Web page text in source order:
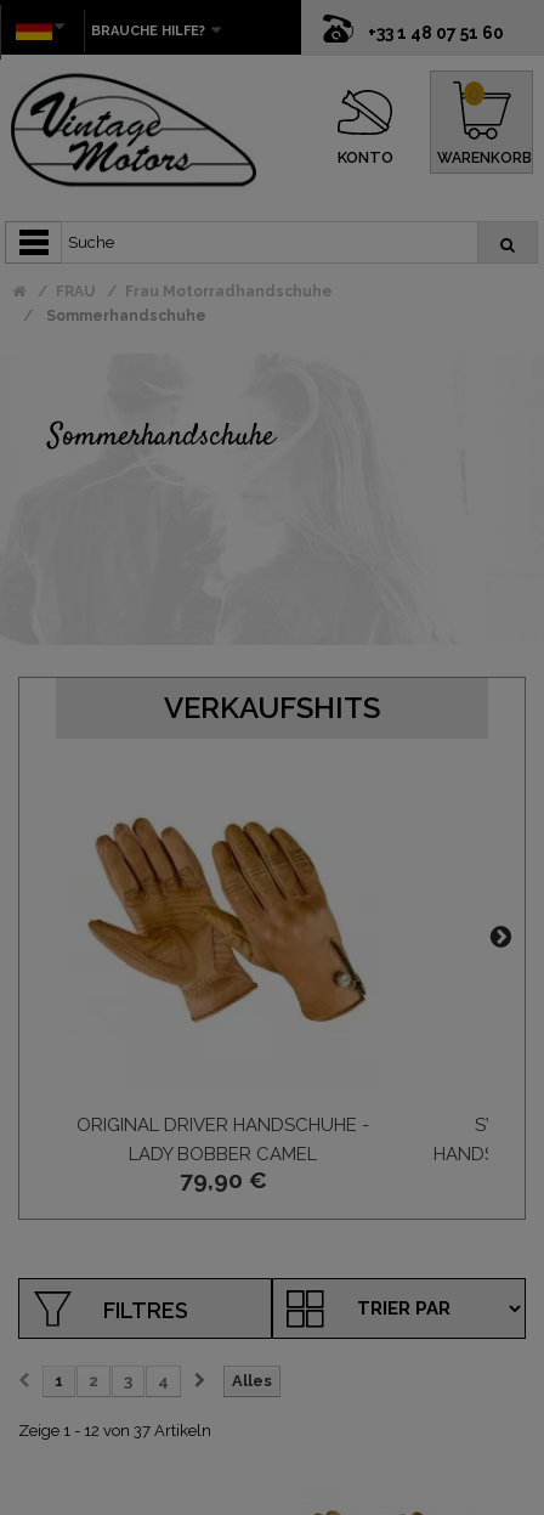
+33 1 48 07 51 60
BRAUCHE HILFE?
KONTO WARENKORB
0
FRAU
Frau Motorradhandschuhe
Sommerhandschuhe
Sommerhandschuhe
VERKAUFSHITS
ORIGINAL DRIVER HANDSCHUHE -
LADY BOBBER CAMEL
79,90 €
FILTRES
Alles
1 2 3 4
Zeige 1 - 12 von 37 Artikeln